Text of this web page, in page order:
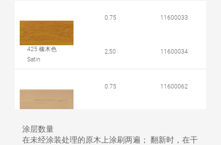
425 橡木色
Satin
0.75 11600033
2,50 11600034
Satin
0.75 11600062
涂层数量
在未经涂装处理的原木上涂刷两遍； 翻新时，在干